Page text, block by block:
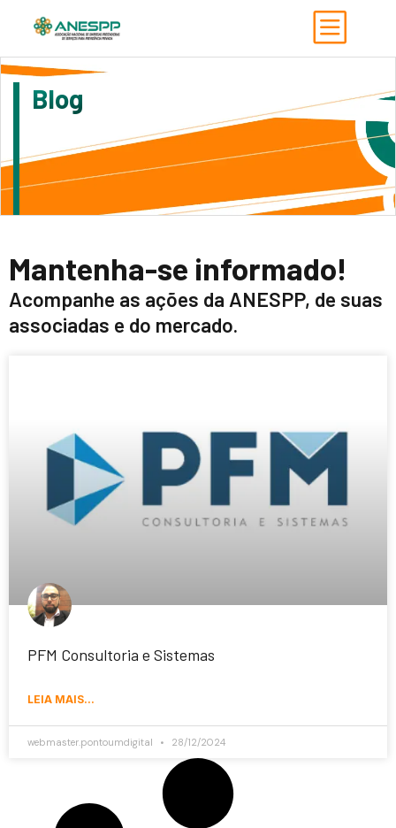
Blog
Mantenha-se informado!
Acompanhe as ações da ANESPP, de suas
associadas e do mercado.
PFM Consultoria e Sistemas
LEIA MAIS...
webmaster.pontoumdigital 28/12/2024